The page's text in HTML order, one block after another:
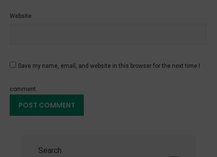
Website
Save my name, email, and website in this browser for the next time I
comment.
Search